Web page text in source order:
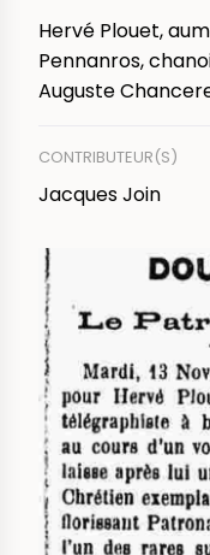
Hervé Plouet,
Pennanros,
Auguste
CONTRIBUTEUR(S)
Jacques Join
IMAGE